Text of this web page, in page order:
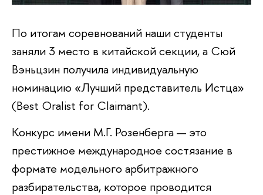
По итогам соревнований наши студенты
заняли 3 место в китайской секции, а Сюй
Вэньцзин получила индивидуальную
номинацию «Лучший представитель Истца»
(Best Oralist for Claimant).
Конкурс имени М.Г. Розенберга — это
престижное международное состязание в
формате модельного арбитражного
разбирательства, которое проводится